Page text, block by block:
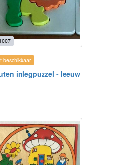
beschikbaar
inlegpuzzel - leeuw